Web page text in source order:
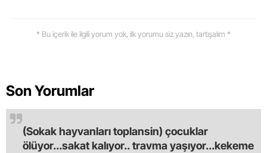
* Bu içerik ile ilgili yorum yok, ilk yorumu siz yazın, tartışalım *
Son Yorumlar
(Sokak hayvanları toplansin) çocuklar
ölüyor...sakat kalıyor.. travma yaşıyor...kekeme